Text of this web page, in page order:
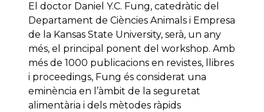
El doctor Daniel Y.C. Fung, catedràtic del
Departament de Ciències Animals i Empresa
de la Kansas State University, serà, un any
més, el principal ponent del workshop. Amb
més de 1000 publicacions en revistes, llibres
i proceedings, Fung és considerat una
eminència en l’àmbit de la seguretat
alimentària i dels mètodes ràpids